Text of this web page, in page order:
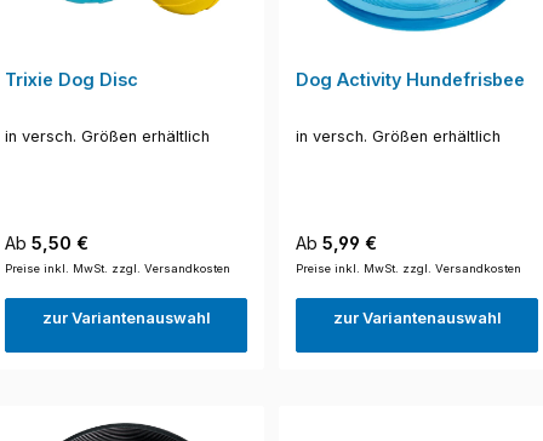
Trixie Dog Disc
in versch. Größen erhältlich
Regulärer Preis:
Ab 5,50 €
Preise inkl. MwSt. zzgl. Versandkosten
zur Variantenauswahl
Dog Activity Hundefrisbee
in versch. Größen erhältlich
Regulärer Preis:
Ab 5,99 €
Preise inkl. MwSt. zzgl. Versandkosten
zur Variantenauswahl